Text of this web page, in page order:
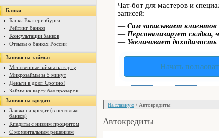
Банки
Банки Екатеринбурга
Рейтинг банков
Консультации банков
Отзывы о банках России
Заявки на займы:
Мгновенные займы на карту
Микрозаймы за 5 минут
Деньги в долг. Срочно!
Займы на карту без проверок
Заявки на кредит:
Заявка на кредит (в несколько
банков)
Кпедиты с низким процентом
С моментальным решением
Чат-бот для мастеров и
записей:
— Сам записывает
— Персонализирует скидки,
— Увеличивает
Начать
На главную / Автокредиты
Автокредиты